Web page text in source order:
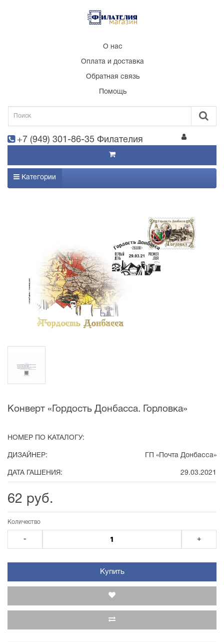
О нас
Оплата и доставка
Обратная связь
Помощь
+7 (949) 301-86-35 Филателия
Категории
Конверт «Гордость Донбасса. Горловка»
НОМЕР ПО КАТАЛОГУ:
ДИЗАЙНЕР: ГП «Почта Донбасса»
ДАТА ГАШЕНИЯ: 29.03.2021
62 руб.
Количество
- +
Купить